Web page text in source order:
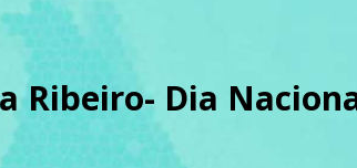
Ribeiro- Dia